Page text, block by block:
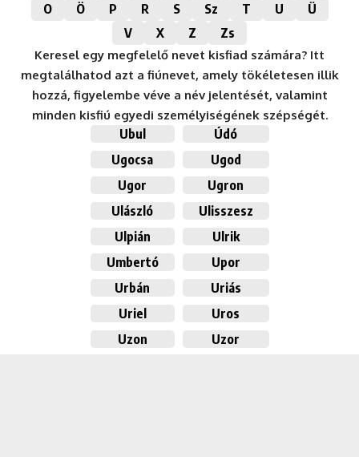
O
Ö P R S Sz T U
Ü
V
X Z Zs
Keresel egy megfelelő nevet kisfiad számára? Itt
megtalálhatod azt a fiúnevet, amely tökéletesen illik
hozzá, figyelembe véve a név jelentését, valamint
minden kisfiú egyedi személyiségének szépségét.
Ubul
Údó
Ugocsa
Ugod
Ugor
Ugron
Ulászló
Ulisszesz
Ulpián
Ulrik
Umbertó
Upor
Urbán
Uriás
Uriel
Uros
Uzon
Uzor